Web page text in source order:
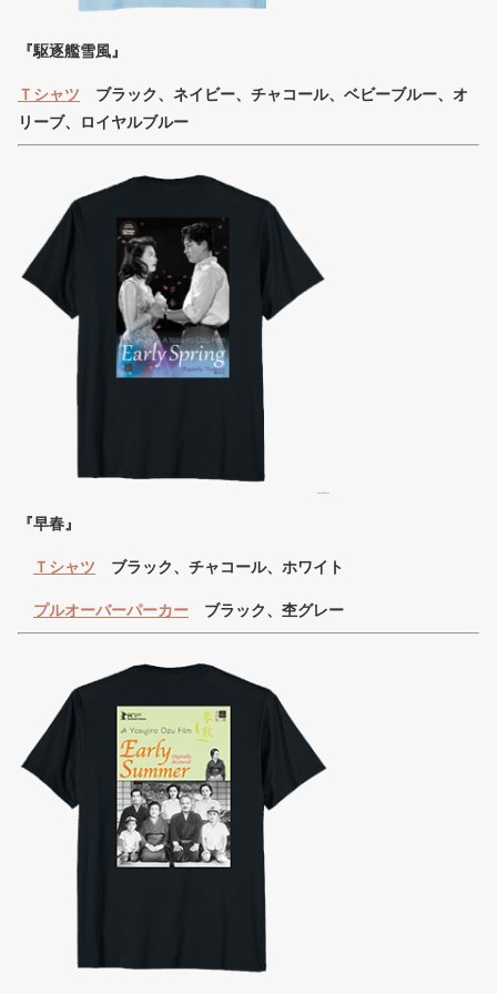
『駆逐艦雪風』
Ｔシャツ ブラック、ネイビー、チャコール、ベビーブルー、オ
リーブ、ロイヤルブルー
『早春』
Ｔシャツ ブラック、チャコール、ホワイト
プルオーバーパーカー ブラック、杢グレー